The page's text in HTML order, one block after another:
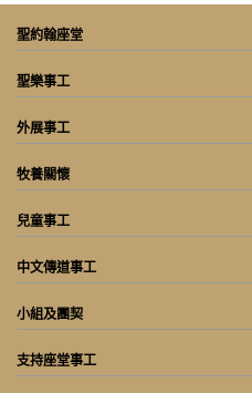
聖約翰座堂
聖樂事工
外展事工
牧養關懷
兒童事工
中文傳道事工
小組及團契
支持座堂事工